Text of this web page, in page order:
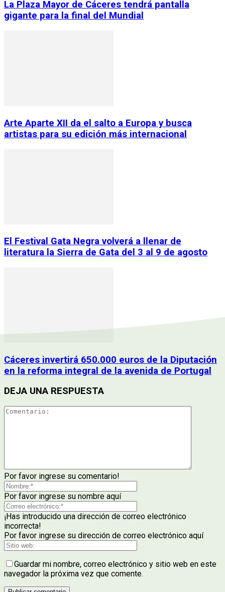
La Plaza Mayor de Cáceres tendrá pantalla
gigante para la final del Mundial
Arte Aparte XII da el salto a Europa y busca
artistas para su edición más internacional
El Festival Gata Negra volverá a llenar de
literatura la Sierra de Gata del 3 al 9 de agosto
Cáceres invertirá 650.000 euros de la Diputación
en la reforma integral de la avenida de Portugal
DEJA UNA RESPUESTA
Por favor ingrese su comentario!
Por favor ingrese su nombre aquí
¡Has introducido una dirección de correo electrónico
incorrecta!
Por favor ingrese su dirección de correo electrónico aquí
Guardar mi nombre, correo electrónico y sitio web en este
navegador la próxima vez que comente.